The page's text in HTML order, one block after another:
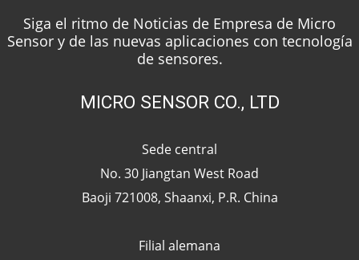
Siga el ritmo de Noticias de Empresa de Micro
Sensor y de las nuevas aplicaciones con tecnología
de sensores.
MICRO SENSOR CO., LTD
Sede central
No. 30 Jiangtan West Road
Baoji 721008, Shaanxi, P.R. China
Filial alemana